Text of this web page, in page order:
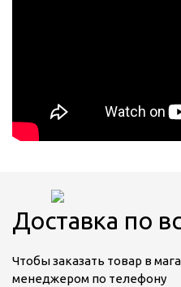
Доставка по
Чтобы заказать товар в
менеджером по телефону